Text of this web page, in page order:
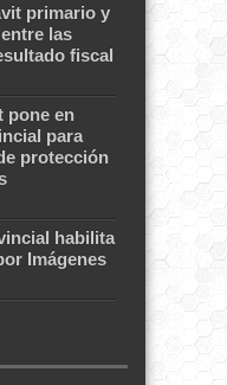
primario y
las
fiscal
pone en
para
protección
habilita
Imágenes